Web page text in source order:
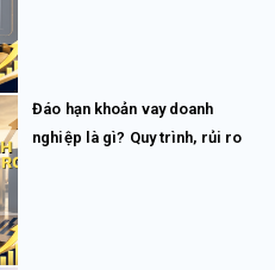
Đáo hạn khoản vay doanh
nghiệp là gì? Quy trình, rủi ro